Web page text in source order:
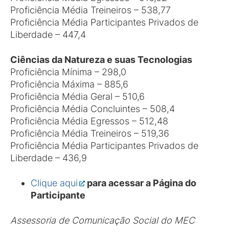
Proficiência Média Treineiros – 538,77
Proficiência Média Participantes Privados de
Liberdade – 447,4
Ciências da Natureza e suas Tecnologias
Proficiência Mínima – 298,0
Proficiência Máxima – 885,6
Proficiência Média Geral – 510,6
Proficiência Média Concluintes – 508,4
Proficiência Média Egressos – 512,48
Proficiência Média Treineiros – 519,36
Proficiência Média Participantes Privados de
Liberdade – 436,9
Clique aqui
para acessar a Página do
Participante
Assessoria de Comunicação Social do MEC